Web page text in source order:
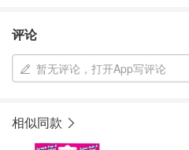
评论
暂无评论，打开App写评论
相似同款